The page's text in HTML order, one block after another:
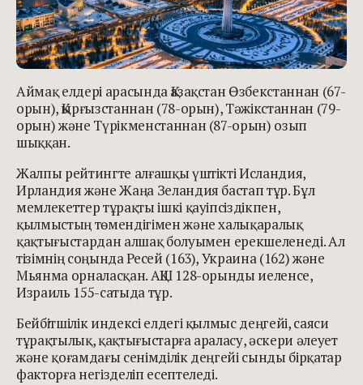
Аймақ елдері арасында Қазақстан Өзбекстаннан (67-
орын), Қырғызстаннан (78-орын), Тәжікстаннан (79-
орын) және Түрікменстаннан (87-орын) озып
шыққан.
Жалпы рейтингте алғашқы үштікті Исландия,
Ирландия және Жаңа Зеландия бастап тұр. Бұл
мемлекеттер тұрақты ішкі қауіпсіздікпен,
қылмыстың төмендігімен және халықаралық
қақтығыстардан алшақ болуымен ерекшеленеді. Ал
тізімнің соңында Ресей (163), Украина (162) және
Мьянма орналасқан. АҚШ 128-орынды иеленсе,
Израиль 155-сатыда тұр.
Бейбітшілік индексі елдегі қылмыс деңгейі, саяси
тұрақтылық, қақтығыстарға араласу, әскери әлеует
және қоғамдағы сенімділік деңгейі сынды бірқатар
факторға негізделіп есептеледі.